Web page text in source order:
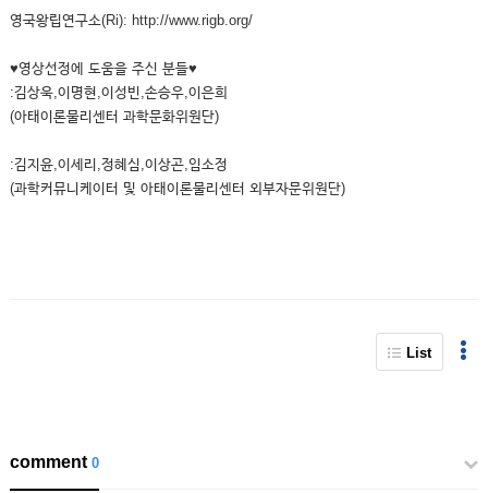
영국왕립연구소(Ri): http://www.rigb.org/
♥영상선정에 도움을 주신 분들♥
:김상욱,이명현,이성빈,손승우,이은희
(아태이론물리센터 과학문화위원단)
:김지윤,이세리,정혜심,이상곤,임소정
(과학커뮤니케이터 및 아태이론물리센터 외부자문위원단)
List
comment0